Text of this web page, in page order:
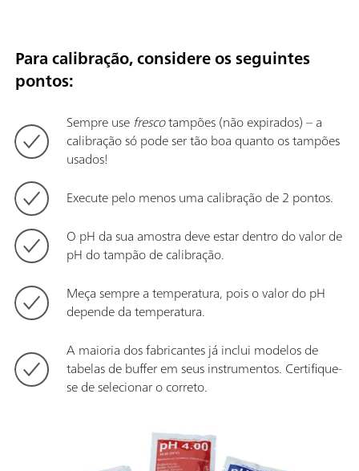
Para calibração, considere os seguintes
pontos:
Sempre use frescotampões (não expirados) – a
calibração só pode ser tão boa quanto os tampões
usados!
Execute pelo menos uma calibração de 2 pontos.
O pH da sua amostra deve estar dentro do valor de
pH do tampão de calibração.
Meça sempre a temperatura, pois o valor do pH
depende da temperatura.
A maioria dos fabricantes já inclui modelos de
tabelas de buffer em seus instrumentos. Certifique-
se de selecionar o correto.